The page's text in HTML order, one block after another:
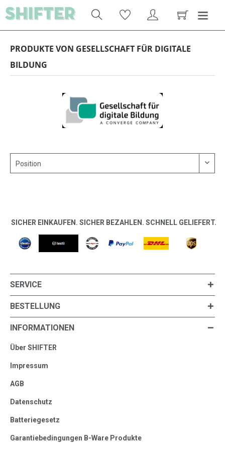
PRODUKTE VON GESELLSCHAFT FÜR DIGITALE
BILDUNG
SICHER EINKAUFEN. SICHER BEZAHLEN. SCHNELL GELIEFERT.
SERVICE
BESTELLUNG
INFORMATIONEN
Über SHIFTER
Impressum
AGB
Datenschutz
Batteriegesetz
Garantiebedingungen B-Ware Produkte